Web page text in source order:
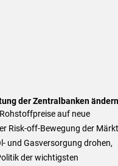
der Zentralbanken ändern
auf neue
Risk-off-Bewegung der
und Gasversorgung drohen,
der wichtigsten